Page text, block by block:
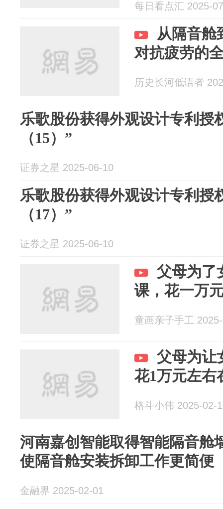
每日看点汇 2025-
从隔音舱
对抗疲劳的
历史长河低语者
乐歌股份获得外观设计专利授
（15）”
证券之星 2025-06-10
乐歌股份获得外观设计专利授
（17）”
证券之星 2025-06-10
父母为了
课，花一万
童画亲子手工
父母为让
花1万元左右
格斗小伟 2025-02-
河南嘉创智能取得智能隔音舱
使隔音舱安装拆卸工作更简便
金融界 2025-02-01